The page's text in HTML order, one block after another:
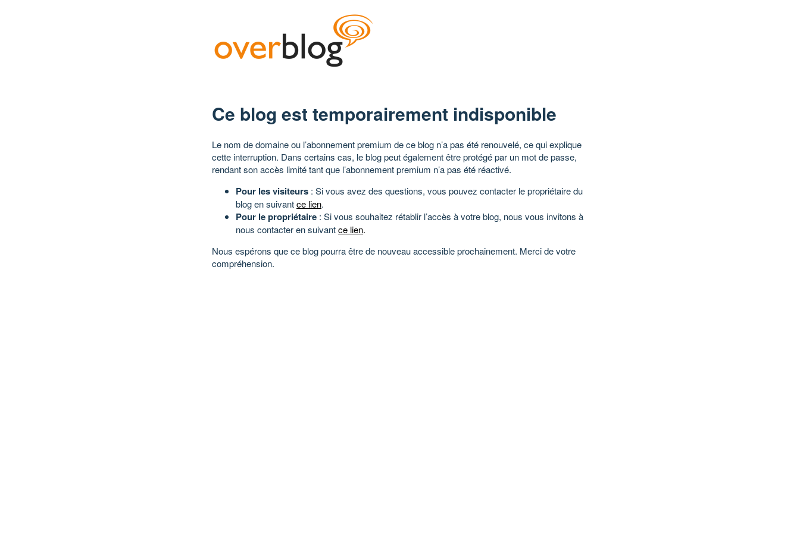
Ce blog est temporairement indisponible
Le nom de domaine ou l’abonnement premium de ce blog n’a pas été renouvelé, ce qui explique
cette interruption. Dans certains cas, le blog peut également être protégé par un mot de passe,
rendant son accès limité tant que l’abonnement premium n’a pas été réactivé.
Pour les visiteurs : Si vous avez des questions, vous pouvez contacter le propriétaire du
blog en suivantce lien.
Pour le propriétaire : Si vous souhaitez rétablir l’accès à votre blog, nous vous invitons à
nous contacter en suivantce lien.
Nous espérons que ce blog pourra être de nouveau accessible prochainement. Merci de votre
compréhension.